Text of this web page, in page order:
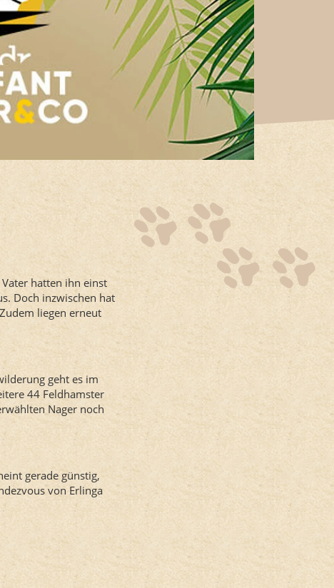
hatten ihn einst
Doch inzwischen hat
liegen erneut
geht es im
44 Feldhamster
Nager noch
gerade günstig,
von Erlinga